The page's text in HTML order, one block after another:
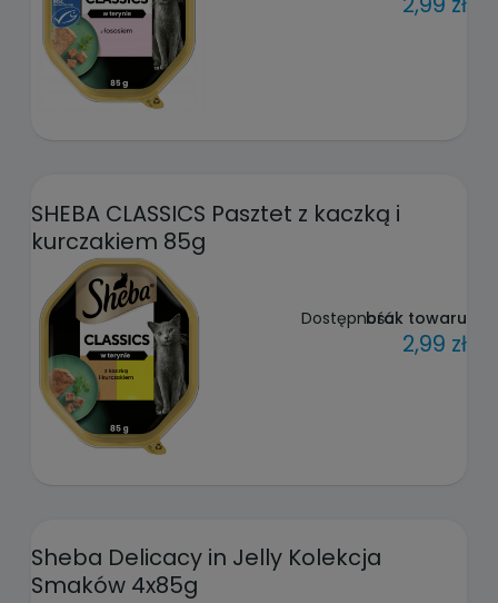
SHEBA CLASSICS Pasztet z kaczką i
kurczakiem 85g
Dostępność:brak towaru
2,99 zł
Sheba Delicacy in Jelly Kolekcja
Smaków 4x85g